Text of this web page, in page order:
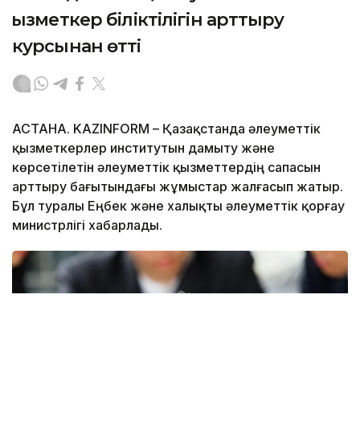
қызметкер біліктілігін арттыру
курсынан өтті
АСТАНА. KAZINFORM – Қазақстанда әлеуметтік
қызметкерлер институтын дамыту және
көрсетілетін әлеуметтік қызметтердің сапасын
арттыру бағытындағы жұмыстар жалғасып жатыр.
Бұл туралы Еңбек және халықты әлеуметтік қорғау
министрлігі хабарлады.